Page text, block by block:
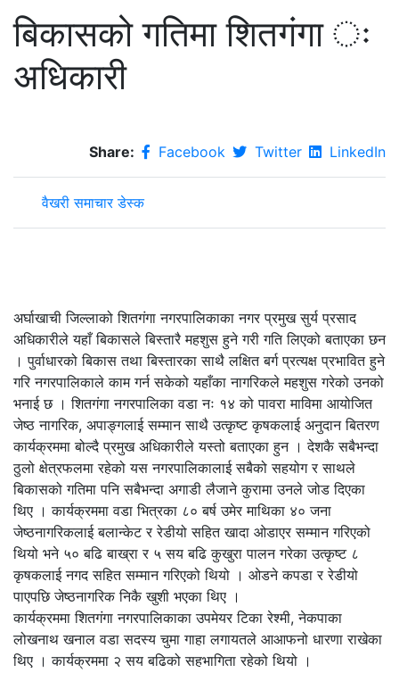
बिकासको गतिमा शितगंगा ः
अधिकारी
Share: Facebook Twitter LinkedIn
वैखरी समाचार डेस्क
अर्घाखाची जिल्लाको शितगंगा नगरपालिकाका नगर प्रमुख सुर्य प्रसाद
अधिकारीले यहाँ बिकासले बिस्तारै महशुस हुने गरी गति लिएको बताएका छन
। पुर्वाधारको बिकास तथा बिस्तारका साथै लक्षित बर्ग प्रत्यक्ष प्रभावित हुने
गरि नगरपालिकाले काम गर्न सकेको यहाँका नागरिकले महशुस गरेको उनको
भनाई छ । शितगंगा नगरपालिका वडा नः १४ को पावरा माविमा आयोजित
जेष्ठ नागरिक, अपाङ्गलाई सम्मान साथै उत्कृष्ट कृषकलाई अनुदान बितरण
कार्यक्रममा बोल्दै प्रमुख अधिकारीले यस्तो बताएका हुन । देशकै सबैभन्दा
ठुलो क्षेत्रफलमा रहेको यस नगरपालिकालाई सबैको सहयोग र साथले
बिकासको गतिमा पनि सबैभन्दा अगाडी लैजाने कुरामा उनले जोड दिएका
थिए । कार्यक्रममा वडा भित्रका ८० बर्ष उमेर माथिका ४० जना
जेष्ठनागरिकलाई बलान्केट र रेडीयो सहित खादा ओडाएर सम्मान गरिएको
थियो भने ५० बढि बाख्रा र ५ सय बढि कुखुरा पालन गरेका उत्कृष्ट ८
कृषकलाई नगद सहित सम्मान गरिएको थियो । ओडने कपडा र रेडीयो
पाएपछि जेष्ठनागरिक निकै खुशी भएका थिए ।
कार्यक्रममा शितगंगा नगरपालिकाका उपमेयर टिका रेश्मी, नेकपाका
लोखनाथ खनाल वडा सदस्य चुमा गाहा लगायतले आआफनो धारणा राखेका
थिए । कार्यक्रममा २ सय बढिको सहभागिता रहेको थियो ।